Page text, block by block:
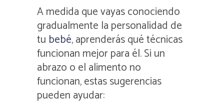
A medida que vayas conociendo
gradualmente la personalidad de
tu bebé, aprenderás qué técnicas
funcionan mejor para él. Si un
abrazo o el alimento no
funcionan, estas sugerencias
pueden ayudar: